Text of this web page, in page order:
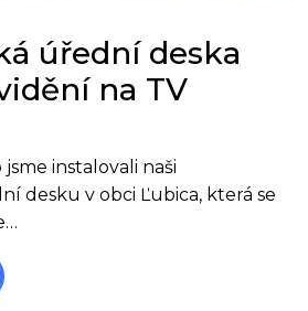
úřední deska
na TV
instalovali naši
desku v obci Ľubica, která se